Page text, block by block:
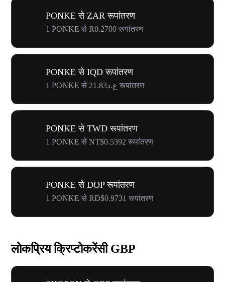
PONKE से ZAR रूपांतरण
1 PONKE से R0.2700 रूपांतरण
PONKE से IQD रूपांतरण
1 PONKE से ع.د21.83 रूपांतरण
PONKE से TWD रूपांतरण
1 PONKE से NT$0.5392 रूपांतरण
PONKE से DOP रूपांतरण
1 PONKE से RD$0.9731 रूपांतरण
लोकप्रिय क्रिप्टोकरेंसी GBP